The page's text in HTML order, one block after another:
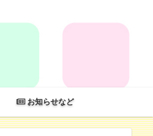
お知らせなど